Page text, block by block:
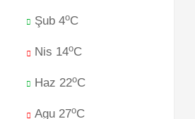
Şub 4oC
Nis 14oC
Haz 22oC
Agu 27oC